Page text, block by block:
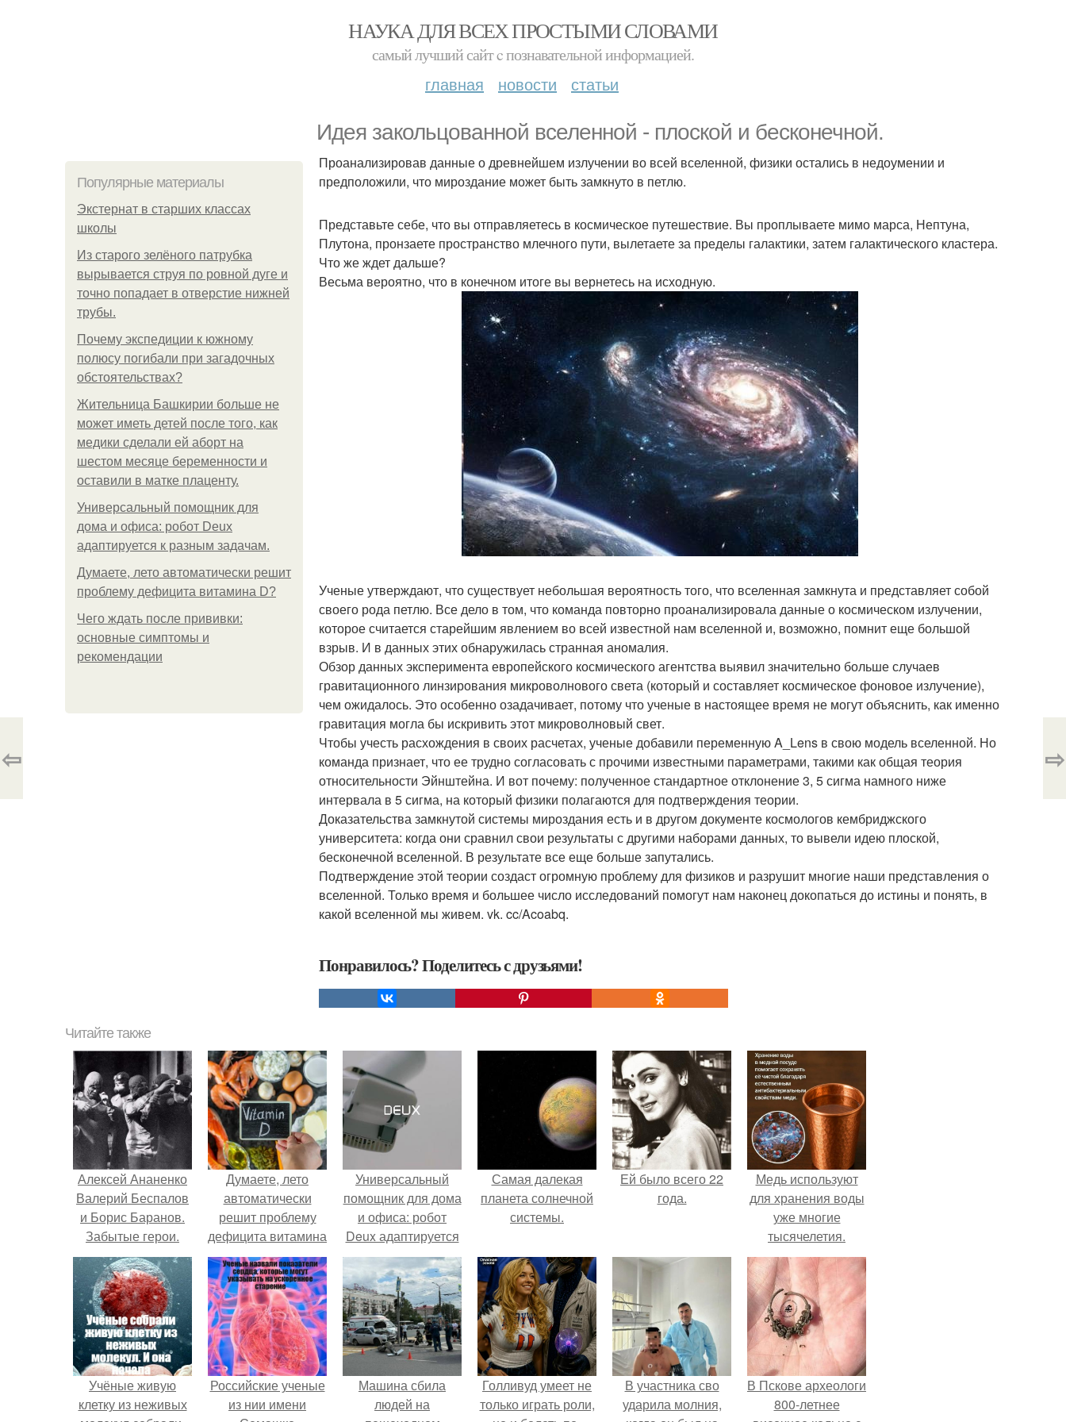
НАУКА ДЛЯ ВСЕХ ПРОСТЫМИ СЛОВАМИ
самый лучший сайт c познавательной информацией.
главная новости статьи
Идея закольцованной вселенной - плоской и бесконечной.
Популярные материалы
Экстернат в старших классах
школы
Из старого зелёного патрубка
вырывается струя по ровной дуге и
точно попадает в отверстие нижней
трубы.
Почему экспедиции к южному
полюсу погибали при загадочных
обстоятельствах?
Жительница Башкирии больше не
может иметь детей после того, как
медики сделали ей аборт на
шестом месяце беременности и
оставили в матке плаценту.
Универсальный помощник для
дома и офиса: робот Deux
адаптируется к разным задачам.
Думаете, лето автоматически решит
проблему дефицита витамина D?
Чего ждать после прививки:
основные симптомы и
рекомендации
Проанализировав данные о древнейшем излучении во всей вселенной, физики остались в недоумении и
предположили, что мироздание может быть замкнуто в петлю.
Представьте себе, что вы отправляетесь в космическое путешествие. Вы проплываете мимо марса, Нептуна,
Плутона, пронзаете пространство млечного пути, вылетаете за пределы галактики, затем галактического кластера.
Что же ждет дальше?
Весьма вероятно, что в конечном итоге вы вернетесь на исходную.
Ученые утверждают, что существует небольшая вероятность того, что вселенная замкнута и представляет собой
своего рода петлю. Все дело в том, что команда повторно проанализировала данные о космическом излучении,
которое считается старейшим явлением во всей известной нам вселенной и, возможно, помнит еще большой
взрыв. И в данных этих обнаружилась странная аномалия.
Обзор данных эксперимента европейского космического агентства выявил значительно больше случаев
гравитационного линзирования микроволнового света (который и составляет космическое фоновое излучение),
чем ожидалось. Это особенно озадачивает, потому что ученые в настоящее время не могут объяснить, как именно
гравитация могла бы искривить этот микроволновый свет.
Чтобы учесть расхождения в своих расчетах, ученые добавили переменную A_Lens в свою модель вселенной. Но
команда признает, что ее трудно согласовать с прочими известными параметрами, такими как общая теория
относительности Эйнштейна. И вот почему: полученное стандартное отклонение 3, 5 сигма намного ниже
интервала в 5 сигма, на который физики полагаются для подтверждения теории.
Доказательства замкнутой системы мироздания есть и в другом документе космологов кембриджского
университета: когда они сравнил свои результаты с другими наборами данных, то вывели идею плоской,
бесконечной вселенной. В результате все еще больше запутались.
Подтверждение этой теории создаст огромную проблему для физиков и разрушит многие наши представления о
вселенной. Только время и большее число исследований помогут нам наконец докопаться до истины и понять, в
какой вселенной мы живем. vk. cc/Acoabq.
Понравилось? Поделитесь с друзьями!
⇦ ⇨
Читайте также
Алексей Ананенко
Валерий Беспалов
и Борис Баранов.
Забытые герои.
Чернобыльские
дайверы.
Думаете, лето
автоматически
решит проблему
дефицита витамина
D?
Универсальный
помощник для дома
и офиса: робот
Deux адаптируется
к разным задачам.
Самая далекая
планета солнечной
системы.
Ей было всего 22
года.
Медь используют
для хранения воды
уже многие
тысячелетия.
Учёные живую
клетку из неживых
Российские ученые
из нии имени
Машина сбила
людей на
Голливуд умеет не
только играть роли,
В участника сво
ударила молния,
В Пскове археологи
800-летнее